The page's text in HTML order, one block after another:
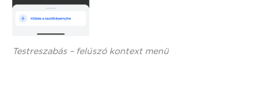
Testreszabás – felúszó kontext menü